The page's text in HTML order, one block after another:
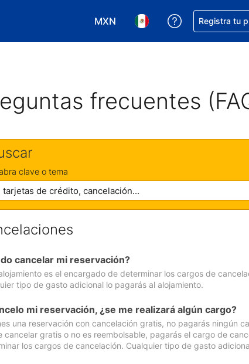
MXN
Elegir tu moneda. Tu moneda
Elegir el idioma que
Obtener
Registra tu
frecuentes
clave o tema
cancelar mi reservación?
es el encargado de determinar los cargos de
tipo de gasto adicional lo pagarás al alojamiento.
mi reservación, ¿se me realizará algún cargo?
una reservación con cancelación gratis, no pagarás ningún
cancelar gratis o no es reembolsable, pagarás el cargo de
los cargos de cancelación. Cualquier tipo de gasto